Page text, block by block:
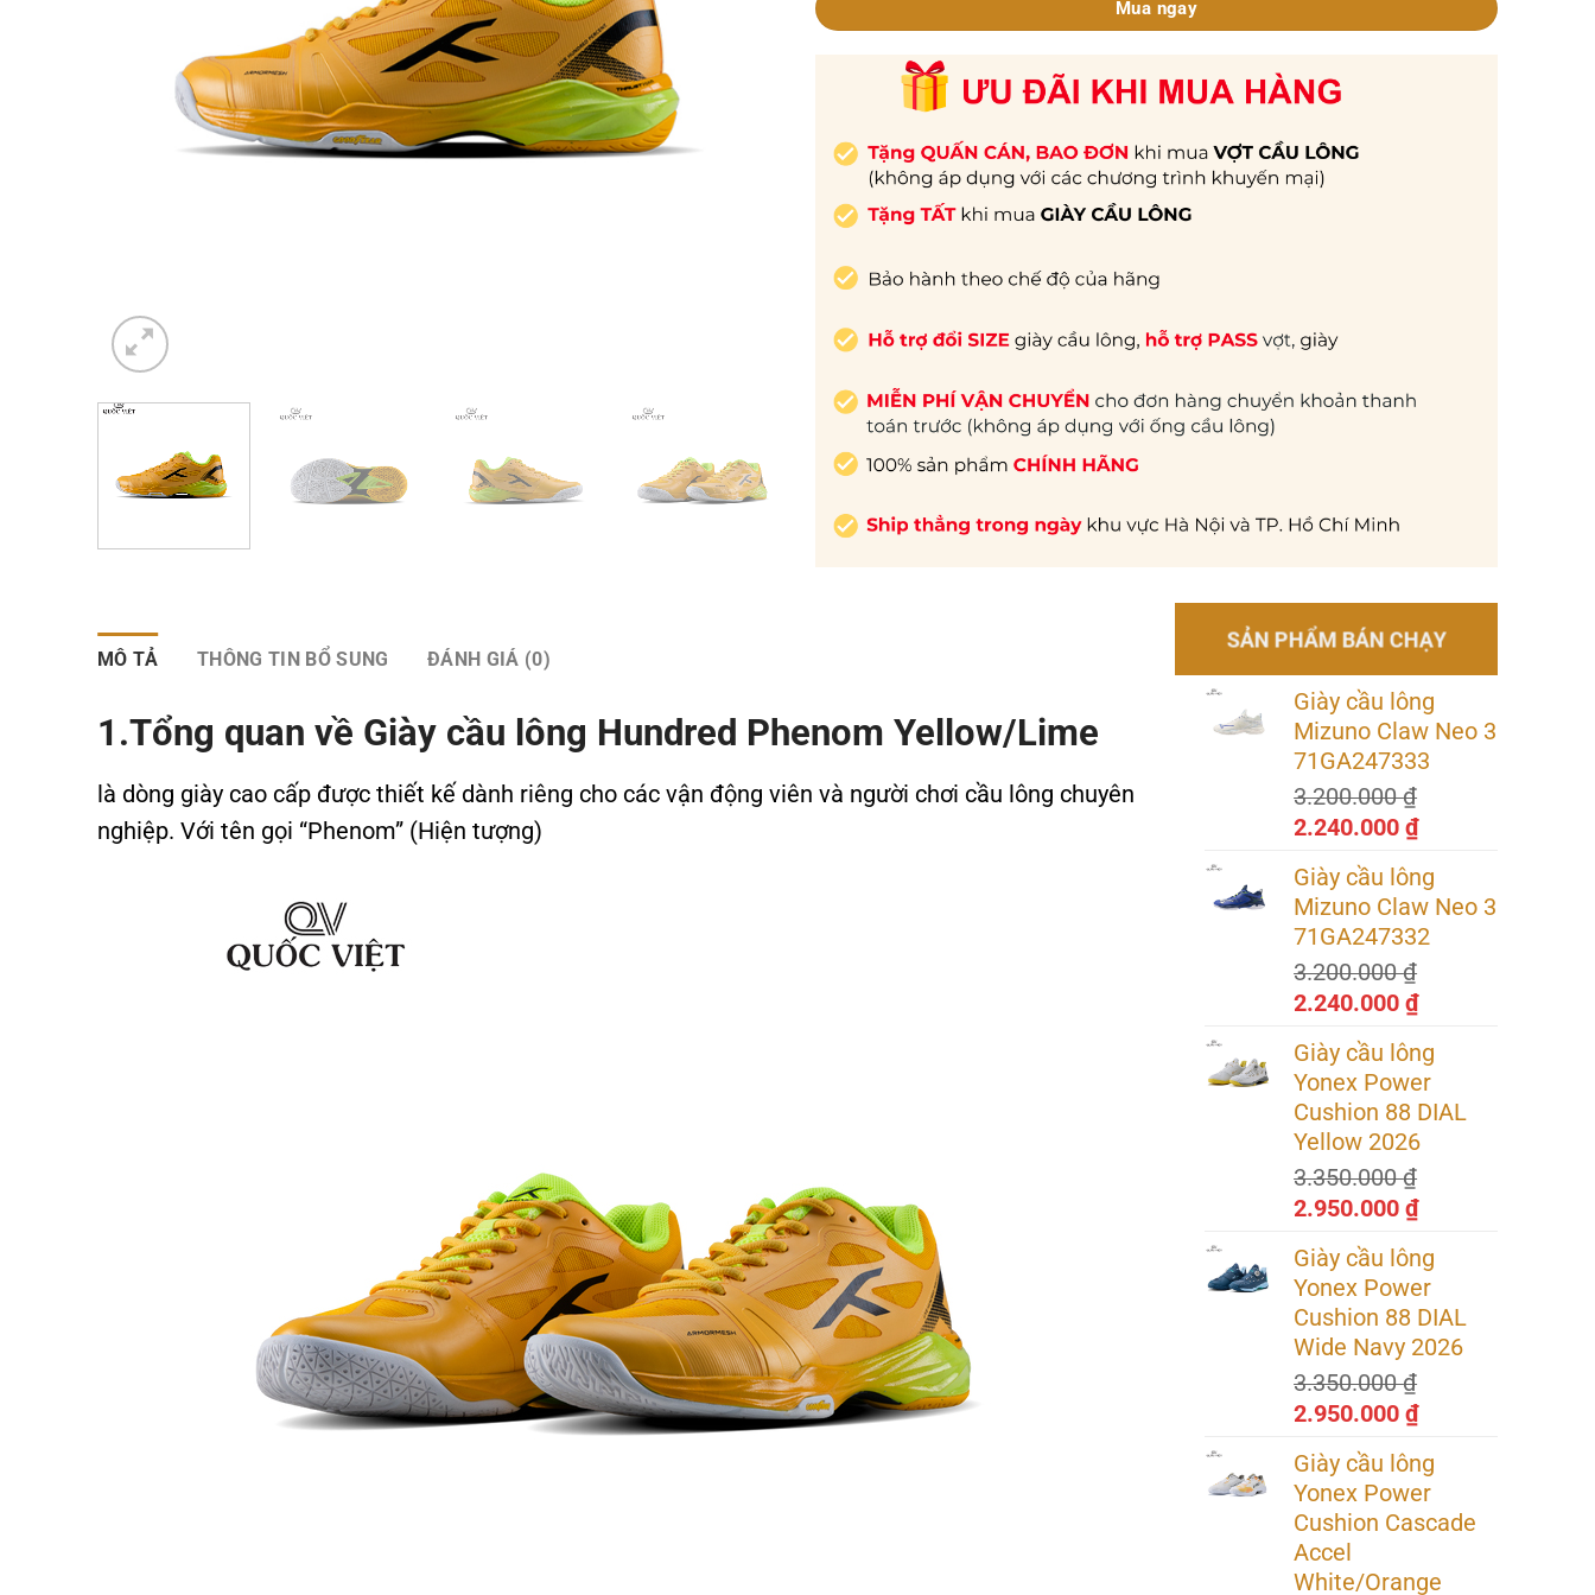
Mua ngay
MÔ TẢ THÔNG TIN BỔ SUNG ĐÁNH GIÁ (0)
1.Tổng quan về Giày cầu lông Hundred Phenom Yellow/Lime
là dòng giày cao cấp được thiết kế dành riêng cho các vận động viên và người chơi cầu lông chuyên
nghiệp. Với tên gọi “Phenom” (Hiện tượng)
SẢN PHẨM BÁN CHẠY
Giày cầu lông
Mizuno Claw Neo 3
71GA247333
3.200.000₫
Giá
là:
3.200.000 ₫.
2.240.000₫Giá
tại
là:
2.240.000 ₫.
Giày cầu lông
Mizuno Claw Neo 3
71GA247332
3.200.000₫
Giá
là:
3.200.000 ₫.
2.240.000₫Giá
tại
là:
2.240.000 ₫.
Giày cầu lông
Yonex Power
Cushion 88 DIAL
Yellow 2026
3.350.000₫
Giá
là:
3.350.000 ₫.
2.950.000₫Giá
tại
là:
2.950.000 ₫.
Giày cầu lông
Yonex Power
Cushion 88 DIAL
Wide Navy 2026
3.350.000₫
Giá
là:
3.350.000 ₫.
2.950.000₫Giá
tại
là:
2.950.000 ₫.
Giày cầu lông
Yonex Power
Cushion Cascade
Accel
White/Orange